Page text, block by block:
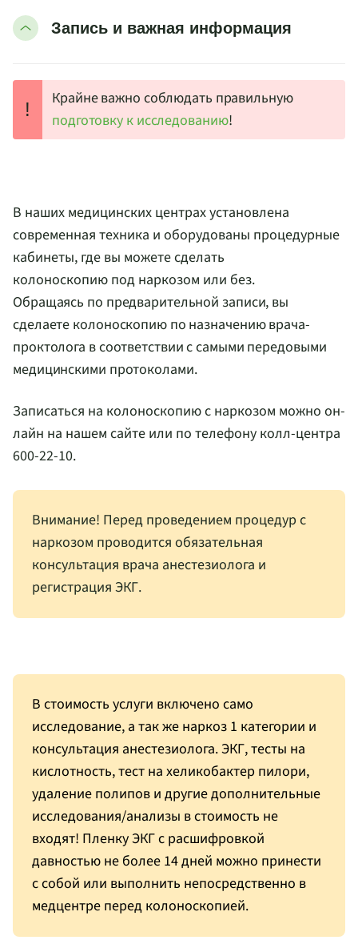
Запись и важная информация
!
Крайне важно соблюдать правильную
подготовку к исследованию!
В наших медицинских центрах установлена
современная техника и оборудованы процедурные
кабинеты, где вы можете сделать
колоноскопию под наркозом или без.
Обращаясь по предварительной записи, вы
сделаете колоноскопию по назначению врача-
проктолога в соответствии с самыми передовыми
медицинскими протоколами.
Записаться на колоноскопию с наркозом можно он-
лайн на нашем сайте или по телефону колл-центра
600-22-10.
Внимание! Перед проведением процедур с
наркозом проводится обязательная
консультация врача анестезиолога и
регистрация ЭКГ.
В стоимость услуги включено само
исследование, а так же наркоз 1 категории и
консультация анестезиолога. ЭКГ, тесты на
кислотность, тест на хеликобактер пилори,
удаление полипов и другие дополнительные
исследования/анализы в стоимость не
входят! Пленку ЭКГ с расшифровкой
давностью не более 14 дней можно принести
с собой или выполнить непосредственно в
медцентре перед колоноскопией.